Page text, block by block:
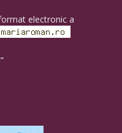
electronic a